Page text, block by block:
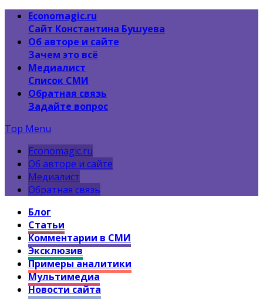
Economagic.ru
Сайт Константина Бушуева
Об авторе и сайте
Зачем это всё
Медиалист
Список СМИ
Обратная связь
Задайте вопрос
Top Menu
Economagic.ru
Об авторе и сайте
Медиалист
Обратная связь
Блог
Статьи
Комментарии в СМИ
Эксклюзив
Примеры аналитики
Мультимедиа
Новости сайта